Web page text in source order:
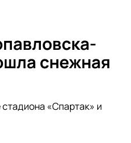
снежная
«Спартак» и